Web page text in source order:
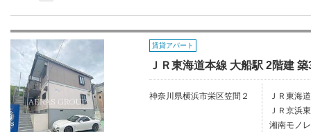
賃貸アパート
ＪＲ東海道本線 大船駅 2階建
神奈川県横浜市栄区笠間２
ＪＲ東海
ＪＲ京浜
湘南モノ